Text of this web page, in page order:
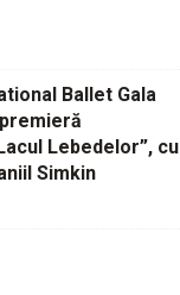
Ballet Gala
Lebedelor”, cu
Simkin